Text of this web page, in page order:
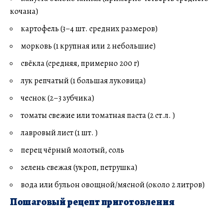
кочана)
картофель (3–4 шт. средних размеров)
морковь (1 крупная или 2 небольшие)
свёкла (средняя, примерно 200 г)
лук репчатый (1 большая луковица)
чеснок (2–3 зубчика)
томаты свежие или томатная паста (2 ст.л. )
лавровый лист (1 шт. )
перец чёрный молотый, соль
зелень свежая (укроп, петрушка)
вода или бульон овощной/мясной (около 2 литров)
Пошаговый рецепт приготовления